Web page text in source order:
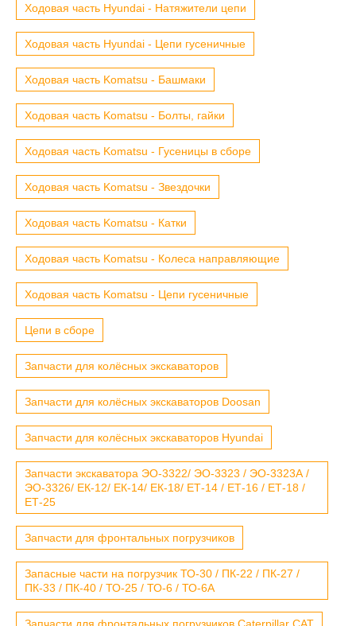
Ходовая часть Hyundai - Натяжители цепи
Ходовая часть Hyundai - Цепи гусеничные
Ходовая часть Komatsu - Башмаки
Ходовая часть Komatsu - Болты, гайки
Ходовая часть Komatsu - Гусеницы в сборе
Ходовая часть Komatsu - Звездочки
Ходовая часть Komatsu - Катки
Ходовая часть Komatsu - Колеса направляющие
Ходовая часть Komatsu - Цепи гусеничные
Цепи в сборе
Запчасти для колёсных экскаваторов
Запчасти для колёсных экскаваторов Doosan
Запчасти для колёсных экскаваторов Hyundai
Запчасти экскаватора ЭО-3322/ ЭО-3323 / ЭО-3323А /
ЭО-3326/ ЕК-12/ ЕК-14/ ЕК-18/ ЕТ-14 / ЕТ-16 / ЕТ-18 /
ЕТ-25
Запчасти для фронтальных погрузчиков
Запасные части на погрузчик ТО-30 / ПК-22 / ПК-27 /
ПК-33 / ПК-40 / ТО-25 / ТО-6 / ТО-6А
Запчасти для фронтальных погрузчиков Caterpillar CAT